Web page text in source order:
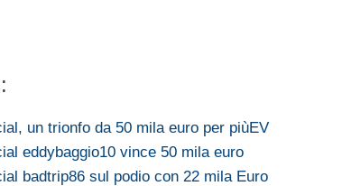
un trionfo da 50 mila euro per piùEV
eddybaggio10 vince 50 mila euro
badtrip86 sul podio con 22 mila Euro